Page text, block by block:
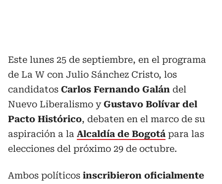
Este lunes 25 de septiembre, en el programa
de La W con Julio Sánchez Cristo, los
candidatos Carlos Fernando Galán del
Nuevo Liberalismo yGustavo Bolívar del
Pacto Histórico, debaten en el marco de su
aspiración a la Alcaldía de Bogotá para las
elecciones del próximo 29 de octubre.
Ambos políticos inscribieron oficialmente